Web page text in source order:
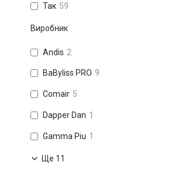
Так 59
Виробник
Andis 2
BaByliss PRO 9
Comair 5
Dapper Dan 1
Gamma Piu 1
Ще 11